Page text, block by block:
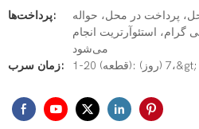
پرداخت‌ها:
پرداخت در محل، حواله
گرام، استئوآرتریت انجام
می‌شود
زمان سرب: